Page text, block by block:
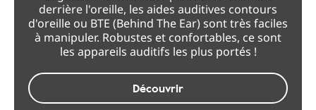
derrière l'oreille, les aides auditives contours
d'oreille ou BTE (Behind The Ear) sont très faciles
à manipuler. Robustes et confortables, ce sont
les appareils auditifs les plus portés !
Découvrir